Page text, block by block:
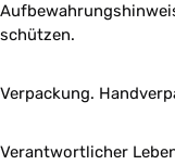
schützen.
Verpackung.
Verantwortlicher